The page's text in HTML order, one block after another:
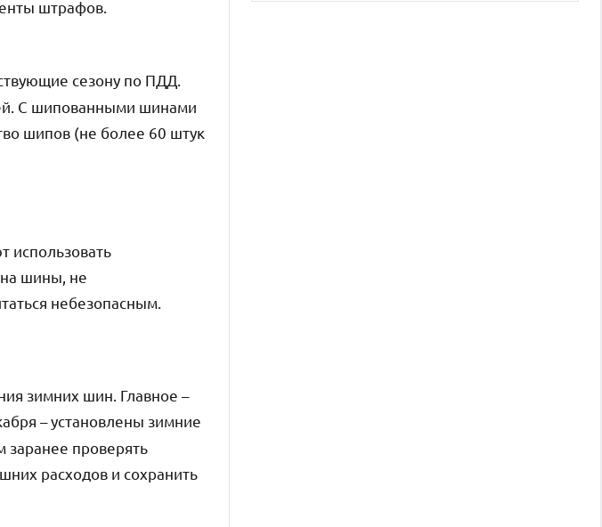
штрафов.
сезону по ПДД.
С шипованными шинами
шипов (не более 60 штук
использовать
шины, не
небезопасным.
зимних шин. Главное –
– установлены зимние
проверять
расходов и сохранить